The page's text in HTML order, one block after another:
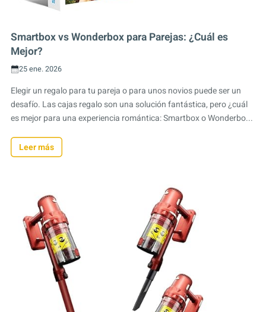
Smartbox vs Wonderbox para Parejas: ¿Cuál es
Mejor?
25 ene. 2026
Elegir un regalo para tu pareja o para unos novios puede ser un
desafío. Las cajas regalo son una solución fantástica, pero ¿cuál
es mejor para una experiencia romántica: Smartbox o Wonderbo...
Leer más